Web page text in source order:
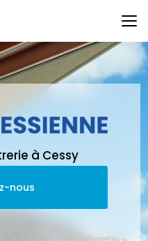
à Cessy
nous